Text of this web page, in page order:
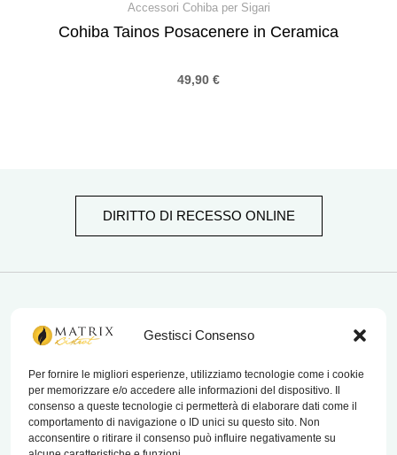
Gestisci Consenso
Per fornire le migliori esperienze, utilizziamo tecnologie come i cookie
per memorizzare e/o accedere alle informazioni del dispositivo. Il
consenso a queste tecnologie ci permetterà di elaborare dati come il
comportamento di navigazione o ID unici su questo sito. Non
acconsentire o ritirare il consenso può influire negativamente su
Accessori Cohiba per Sigari
Cohiba Tainos Posacenere in Ceramica
49,90 €
DIRITTO DI RECESSO ONLINE
matrix bistrot
Chi Siamo
Contatti